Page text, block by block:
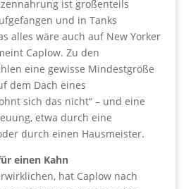
ist großenteils
und in Tanks
alles wäre auch auf New Yorker
Caplow. Zu den
eine gewisse Mindestgröße
dem Dach eines
sich das nicht“ – und eine
etwa durch eine
durch einen Hausmeister.
einen Kahn
hat Caplow nach